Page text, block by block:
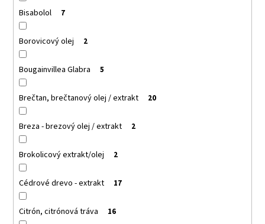
Bisabolol 7
Borovicový olej 2
Bougainvillea Glabra 5
Brečtan, brečtanový olej / extrakt 20
Breza - brezový olej / extrakt 2
Brokolicový extrakt/olej 2
Cédrové drevo - extrakt 17
Citrón, citrónová tráva 16